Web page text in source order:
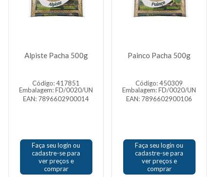
Alpiste Pacha 500g
Código: 417851
Embalagem: FD/0020/UN
EAN: 7896602900014
Faça seu login ou
cadastre-se para
ver preços e
comprar
Painco Pacha 500g
Código: 450309
Embalagem: FD/0020/UN
EAN: 7896602900106
Faça seu login ou
cadastre-se para
ver preços e
comprar